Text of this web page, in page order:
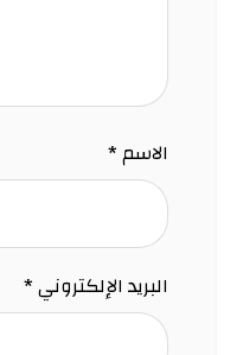
الاسم*
البريد الإلكتروني*